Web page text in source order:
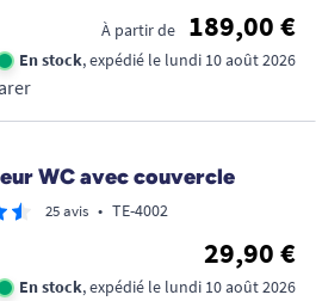
À partir de 189,00 €
En stock, expédié le lundi 10 août 2026
WC avec couvercle
25 avis • TE-4002
29,90 €
En stock, expédié le lundi 10 août 2026